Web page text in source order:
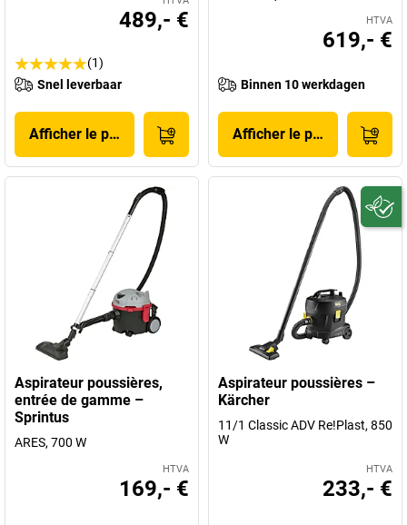
489,- €
(1)
Snel leverbaar
Afficher le produit
HTVA
619,- €
Binnen 10 werkdagen
Afficher le produit
Aspirateur poussières,
entrée de gamme –
Sprintus
ARES, 700 W
HTVA
169,- €
Aspirateur poussières –
Kärcher
11/1 Classic ADV Re!Plast, 850
W
HTVA
233,- €